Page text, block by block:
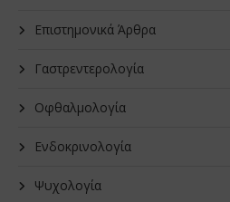
Επιστημονικά Άρθρα
Γαστρεντερολογία
Οφθαλμολογία
Ενδοκρινολογία
Ψυχολογία